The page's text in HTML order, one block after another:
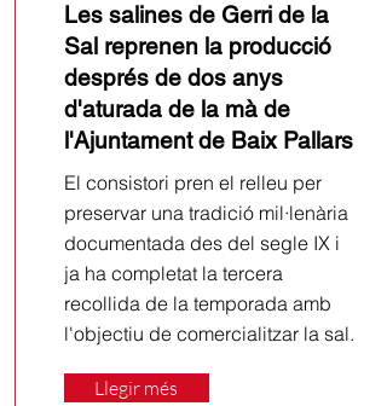
Les salines de Gerri de la
Sal reprenen la producció
després de dos anys
d'aturada de la mà de
l'Ajuntament de Baix Pallars
El consistori pren el relleu per
preservar una tradició mil·lenària
documentada des del segle IX i
ja ha completat la tercera
recollida de la temporada amb
l'objectiu de comercialitzar la sal.
Llegir més